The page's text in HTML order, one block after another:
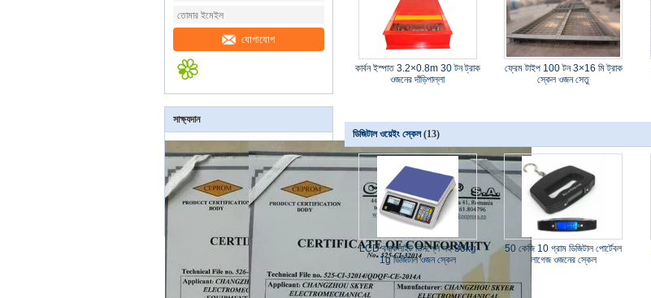
যোগাযোগ
সাক্ষ্যদান
কার্বন ইস্পাত 3.2×0.8m 30 টন ট্রাক
ওজনের দাঁড়িপাল্লা
ফ্রেম টাইপ 100 টন 3×16 মি ট্রাক
স্কেল ওজন সেতু
ডিজিটাল ওয়েইং স্কেল (13)
LCD ব্যাকলাইট ডিসপ্লে সহ 30kg
1g ডিজিটাল ওজন স্কেল
50 কেজি 10 গ্রাম ডিজিটাল পোর্টেবল
লাগেজ ওজনের স্কেল